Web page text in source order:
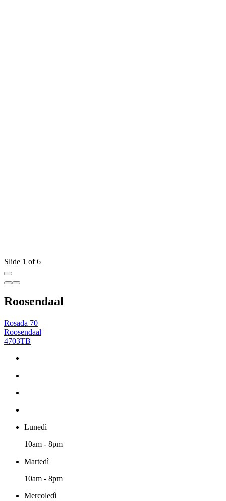
Slide 1 of 6
Roosendaal
Rosada 70
Roosendaal
4703TB
Lunedì
10am - 8pm
Martedì
10am - 8pm
Mercoledì